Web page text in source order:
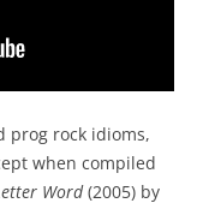
prog rock idioms,
when compiled
Word(2005) by